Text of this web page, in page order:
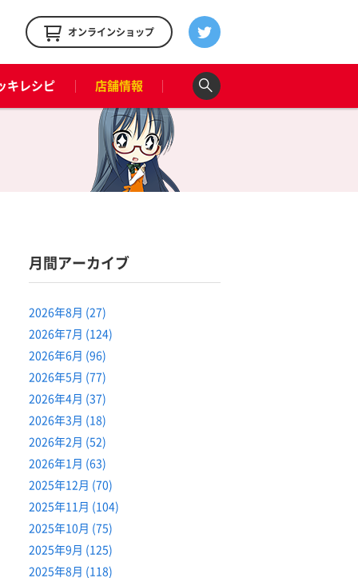
オンラインショップ
キレシピ 店舗情報
月間アーカイブ
2026年8月 (27)
2026年7月 (124)
2026年6月 (96)
2026年5月 (77)
2026年4月 (37)
2026年3月 (18)
2026年2月 (52)
2026年1月 (63)
2025年12月 (70)
2025年11月 (104)
2025年10月 (75)
2025年9月 (125)
2025年8月 (118)